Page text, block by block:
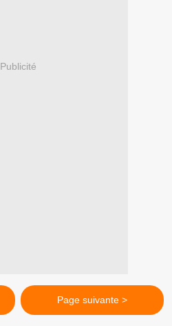
Publicité
Page suivante >